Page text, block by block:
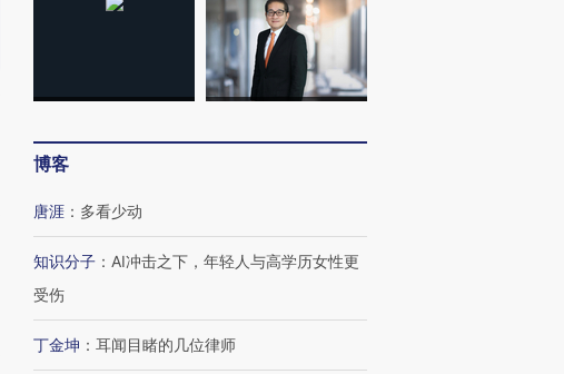
博客
唐涯 ： 多看少动
知识分子 ： AI冲击之下，年轻人与高学历女性更
受伤
丁金坤 ： 耳闻目睹的几位律师